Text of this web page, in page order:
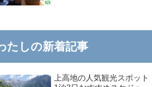
たしの新着記事
上高地の人気観光スポット